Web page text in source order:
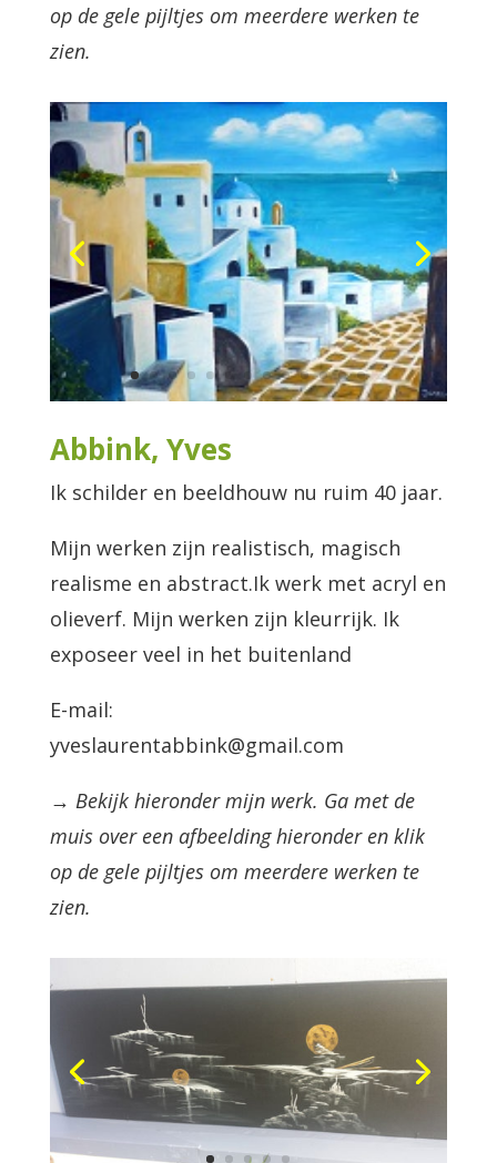
op de gele pijltjes om meerdere werken te
zien.
Abbink, Yves
Ik schilder en beeldhouw nu ruim 40 jaar.
Mijn werken zijn realistisch, magisch
realisme en abstract.Ik werk met acryl en
olieverf. Mijn werken zijn kleurrijk. Ik
exposeer veel in het buitenland
E-mail:
yveslaurentabbink@gmail.com
→ Bekijk hieronder mijn werk. Ga met de
muis over een afbeelding hieronder en klik
op de gele pijltjes om meerdere werken te
zien.